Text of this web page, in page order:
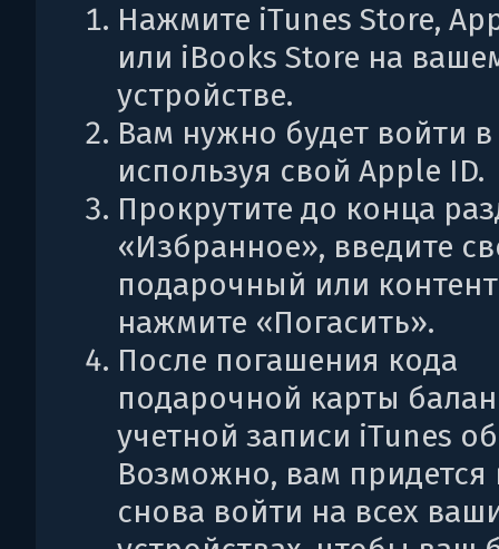
Нажмите iTunes Store,
или iBooks Store на
устройстве.
Вам нужно будет войти в
используя свой Apple ID.
Прокрутите до конца
«Избранное», введите
подарочный или
нажмите «Погасить».
После погашения кода
подарочной карты
учетной записи iTunes
Возможно, вам
снова войти на всех